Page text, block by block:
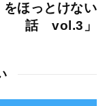
をほっとけない
話 vol.3」